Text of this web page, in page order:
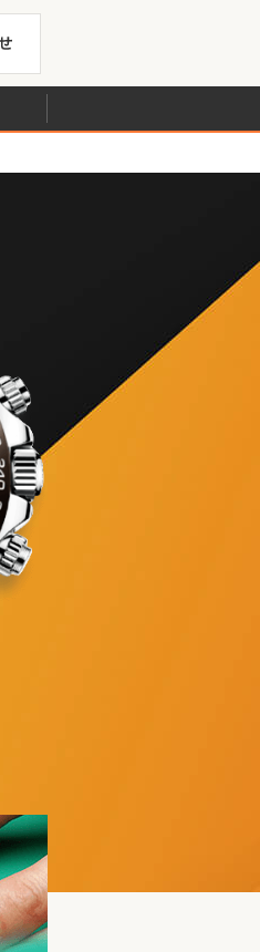
ト修理・電池交換を行ってい
店舗情報